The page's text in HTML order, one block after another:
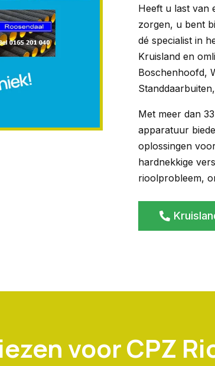
Heeft u last van
zorgen, u bent
dé specialist in
Kruisland en
Boschenhoofd,
Met meer dan
apparatuur
oplossingen
hardnekkige
rioolprobleem,
voor CPZ